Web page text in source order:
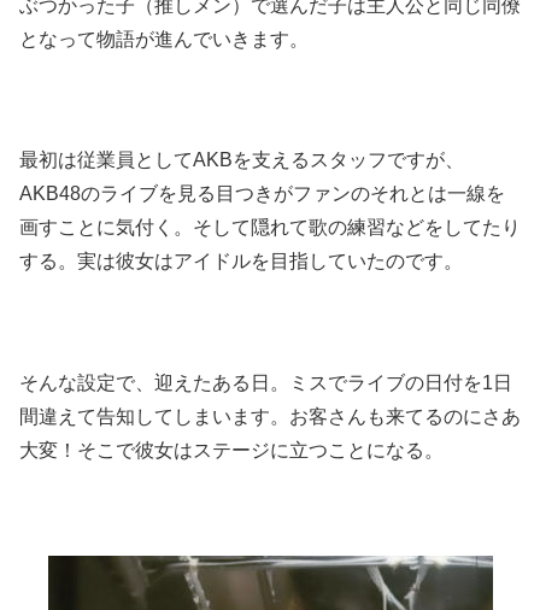
ぶつかった子（推しメン）で選んだ子は主人公と同じ同僚
となって物語が進んでいきます。
最初は従業員としてAKBを支えるスタッフですが、
AKB48のライブを見る目つきがファンのそれとは一線を
画すことに気付く。そして隠れて歌の練習などをしてたり
する。実は彼女はアイドルを目指していたのです。
そんな設定で、迎えたある日。ミスでライブの日付を1日
間違えて告知してしまいます。お客さんも来てるのにさあ
大変！そこで彼女はステージに立つことになる。